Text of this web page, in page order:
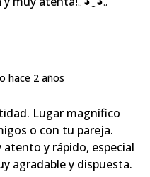
Lugar magnífico
o con tu pareja.
y rápido, especial
agradable y dispuesta.